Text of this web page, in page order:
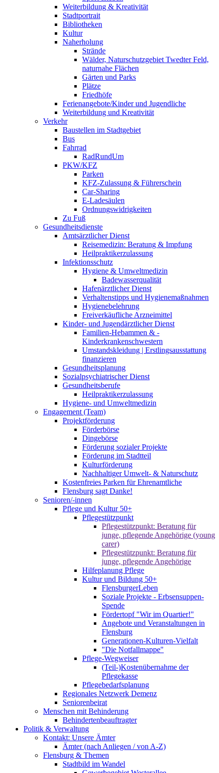
Weiterbildung & Kreativität
Stadtportrait
Bibliotheken
Kultur
Naherholung
Strände
Wälder, Naturschutzgebiet Twedter Feld,
naturnahe Flächen
Gärten und Parks
Plätze
Friedhöfe
Ferienangebote/Kinder und Jugendliche
Weiterbildung und Kreativität
Verkehr
Baustellen im Stadtgebiet
Bus
Fahrrad
RadRundUm
PKW/KFZ
Parken
KFZ-Zulassung & Führerschein
Car-Sharing
E-Ladesäulen
Ordnungswidrigkeiten
Zu Fuß
Gesundheitsdienste
Amtsärztlicher Dienst
Reisemedizin: Beratung & Impfung
Heilpraktikerzulassung
Infektionsschutz
Hygiene & Umweltmedizin
Badewasserqualität
Hafenärztlicher Dienst
Verhaltenstipps und Hygienemaßnahmen
Hygienebelehrung
Freiverkäufliche Arzneimittel
Kinder- und Jugendärztlicher Dienst
Familien-Hebammen & -
Kinderkrankenschwestern
Umstandskleidung | Erstlingsausstattung
finanzieren
Gesundheitsplanung
Sozialpsychiatrischer Dienst
Gesundheitsberufe
Heilpraktikerzulassung
Hygiene- und Umweltmedizin
Engagement (Team)
Projektförderung
Förderbörse
Dingebörse
Förderung sozialer Projekte
Förderung im Stadtteil
Kulturförderung
Nachhaltiger Umwelt- & Naturschutz
Kostenfreies Parken für Ehrenamtliche
Flensburg sagt Danke!
Senioren/-innen
Pflege und Kultur 50+
Pflegestützpunkt
Pflegestützpunkt: Beratung für
junge, pflegende Angehörige (young
carer)
Pflegestützpunkt: Beratung für
junge, pflegende Angehörige
Hilfeplanung Pflege
Kultur und Bildung 50+
FlensburgerLeben
Soziale Projekte - Erbsensuppen-
Spende
Fördertopf "Wir im Quartier!"
Angebote und Veranstaltungen in
Flensburg
Generationen-Kulturen-Vielfalt
"Die Notfallmappe"
Pflege-Wegweiser
(Teil-)Kostenübernahme der
Pflegekasse
Pflegebedarfsplanung
Regionales Netzwerk Demenz
Seniorenbeirat
Menschen mit Behinderung
Behindertenbeauftragter
Politik & Verwaltung
Kontakt: Unsere Ämter
Ämter (nach Anliegen / von A-Z)
Flensburg & Themen
Stadtbild im Wandel